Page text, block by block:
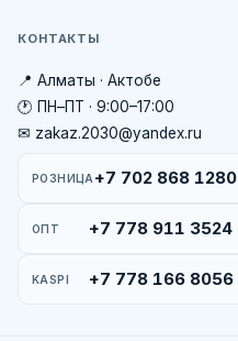
КОНТАКТЫ
📍 Алматы · Актобе
🕐 ПН–ПТ · 9:00–17:00
✉ zakaz.2030@yandex.ru
РОЗНИЦА +7 702 868 1280
ОПТ +7 778 911 3524
KASPI +7 778 166 8056